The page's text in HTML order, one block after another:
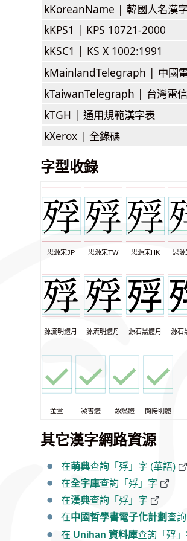
kKoreanName | 韓國人名漢
kKPS1 | KPS 10721-2000
kKSC1 | KS X 1002:1991
kMainlandTelegraph | 中國
kTaiwanTelegraph | 台灣電
kTGH | 通用規範漢字表
kXerox | 全錄碼
字型收錄
思源宋JP 思源宋TW 思源宋HK 思
源流明體月 源流明體丹 源石黑體月 源石
金萱 凝書體 激燃體 蘭陽明體
其它漢字網路資源
在萌典查詢「殍」字 (華語)
在全字庫查詢「殍」字
在漢典查詢「殍」字
在中國哲學書電子化計劃 查
在 Unihan 資料庫查詢「殍